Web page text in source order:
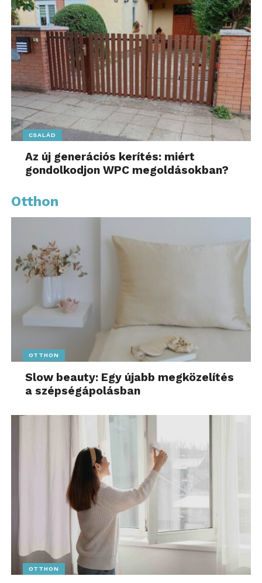
CSALÁD
Az új generációs kerítés: miért
gondolkodjon WPC megoldásokban?
Otthon
OTTHON
Slow beauty: Egy újabb megközelítés
a szépségápolásban
OTTHON